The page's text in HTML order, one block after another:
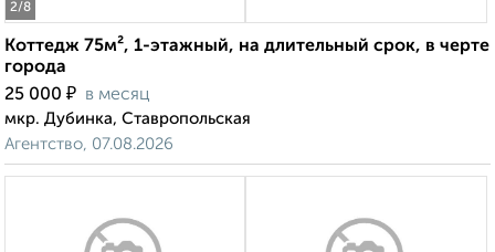
2/8
Коттедж 75м², 1-этажный, на длительный срок, в черте
города
25 000 ₽ в месяц
мкр. Дубинка, Ставропольская
Агентство, 07.08.2026